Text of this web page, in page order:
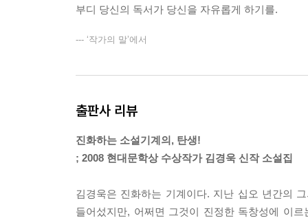
부디 당신의 독서가 당신을 자유롭게 하기를.
--- ‘작가의 말’에서
출판사 리뷰
진화하는 소설기계의, 탄생!
; 2008 현대문학상 수상작가 김경욱 신작 소설집
김경욱은 진화하는 기계이다. 지난 십오 년간의
들어섰지만, 어쩌면 그것이 진정한 독창성에 이